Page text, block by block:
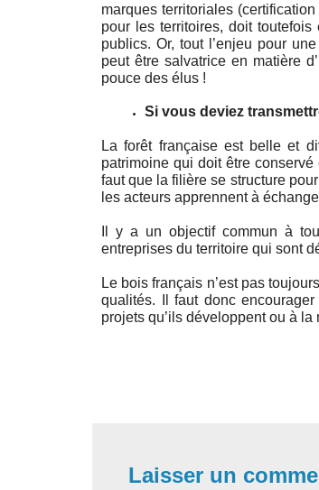
marques territoriales
pour les territoires, doit
publics. Or, tout l’enjeu pour
peut être salvatrice en matière
pouce des élus !
Si vous deviez
La forêt française est belle et
patrimoine qui doit être
faut que la filière se structure
les acteurs apprennent à
Il y a un objectif commun à
entreprises du territoire qui sont
Le bois français n’est pas
qualités. Il faut donc
projets qu’ils développent ou à
Laisser un